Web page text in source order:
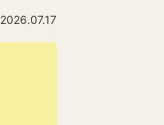
2026.07.17